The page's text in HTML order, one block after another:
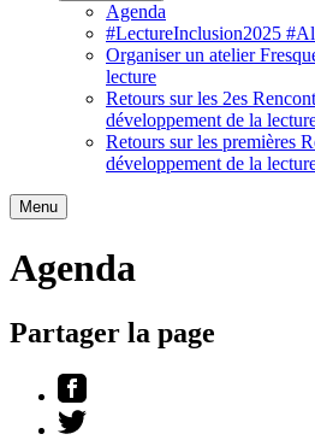
Agenda
#LectureInclusion2025
Organiser un atelier
lecture
Retours sur les 2es
développement de la
Retours sur les premières
développement de la
Menu
Agenda
Partager la page